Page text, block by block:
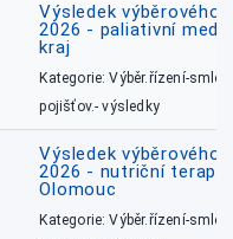
Výsledek výběrového
2026 - paliativní
kraj
Kategorie: Výběr.řízení-
pojišťov.- výsledky
Výsledek výběrového
2026 - nutriční
Olomouc
Kategorie: Výběr.řízení-